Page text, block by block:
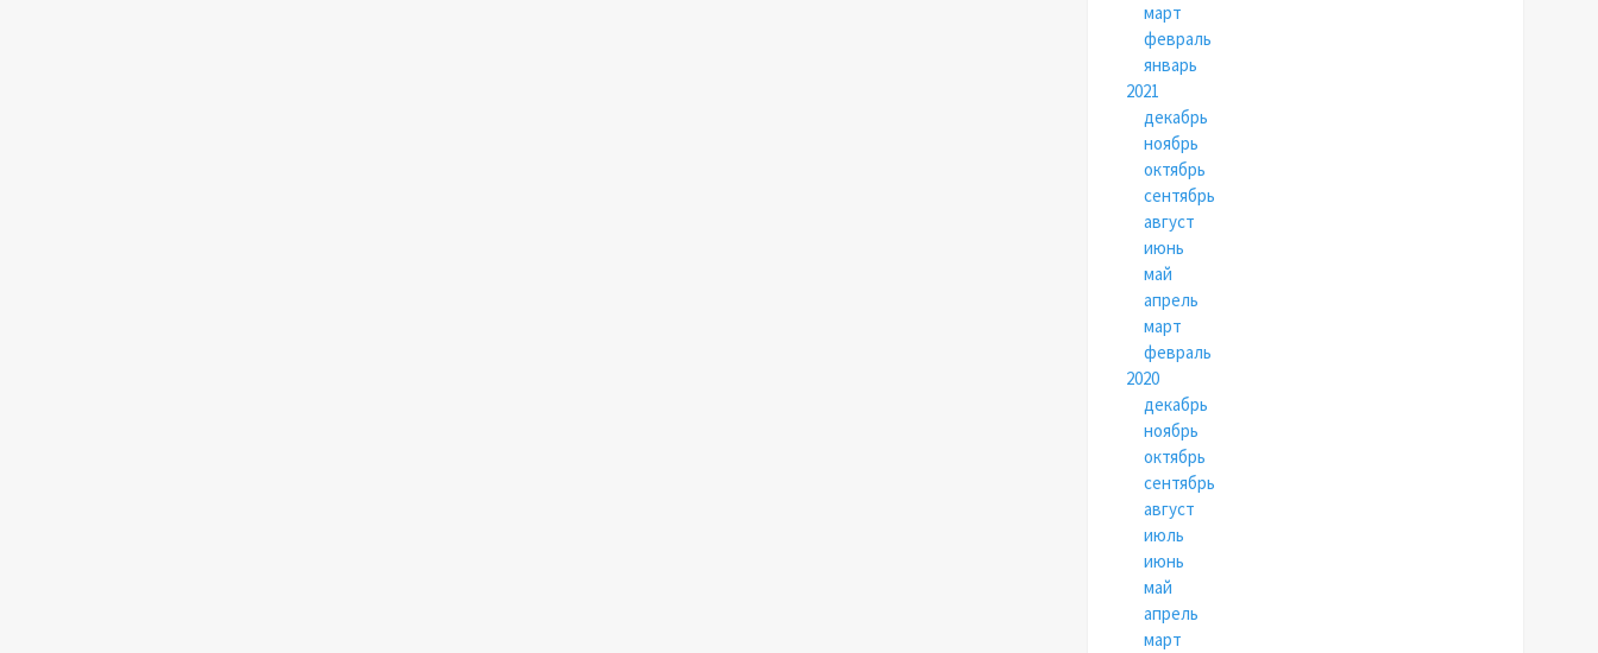
март
февраль
январь
2021
декабрь
ноябрь
октябрь
сентябрь
август
июнь
май
апрель
март
февраль
2020
декабрь
ноябрь
октябрь
сентябрь
август
июль
июнь
май
апрель
март